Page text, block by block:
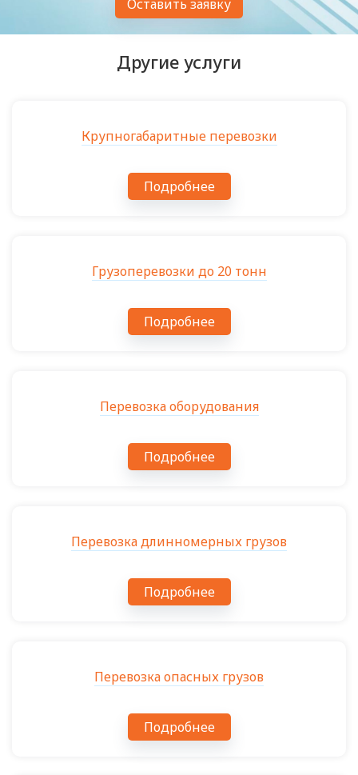
Оставить заявку
Другие услуги
Крупногабаритные перевозки
Подробнее
Грузоперевозки до 20 тонн
Подробнее
Перевозка оборудования
Подробнее
Перевозка длинномерных грузов
Подробнее
Перевозка опасных грузов
Подробнее